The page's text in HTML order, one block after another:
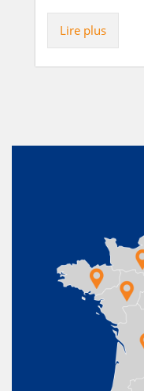
Lire plus